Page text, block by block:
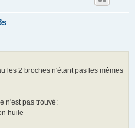
les 2 broches n'étant pas les mêmes
n'est pas trouvé:
huile